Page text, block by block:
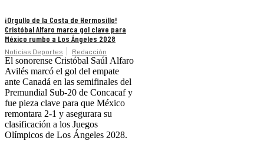
¡Orgullo de la Costa de Hermosillo!
Cristóbal Alfaro marca gol clave para
México rumbo a Los Ángeles 2028
Noticias Deportes Redacción
El sonorense Cristóbal Saúl Alfaro
Avilés marcó el gol del empate
ante Canadá en las semifinales del
Premundial Sub-20 de Concacaf y
fue pieza clave para que México
remontara 2-1 y asegurara su
clasificación a los Juegos
Olímpicos de Los Ángeles 2028.